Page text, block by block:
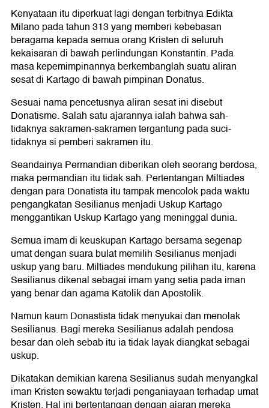
Kenyataan itu diperkuat lagi dengan terbitnya Edikta
Milano pada tahun 313 yang memberi kebebasan
beragama kepada semua orang Kristen di seluruh
kekaisaran di bawah perlindungan Konstantin. Pada
masa kepemimpinannya berkembanglah suatu aliran
sesat di Kartago di bawah pimpinan Donatus.
Sesuai nama pencetusnya aliran sesat ini disebut
Donatisme. Salah satu ajarannya ialah bahwa sah-
tidaknya sakramen-sakramen tergantung pada suci-
tidaknya si pemberi sakramen itu.
Seandainya Permandian diberikan oleh seorang berdosa,
maka permandian itu tidak sah. Pertentangan Miltiades
dengan para Donatista itu tampak mencolok pada waktu
pengangkatan Sesilianus menjadi Uskup Kartago
menggantikan Uskup Kartago yang meninggal dunia.
Semua imam di keuskupan Kartago bersama segenap
umat dengan suara bulat memilih Sesilianus menjadi
uskup yang baru. Miltiades mendukung pilihan itu, karena
Sesilianus dikenal sebagai imam yang setia pada iman
yang benar dan agama Katolik dan Apostolik.
Namun kaum Donastista tidak menyukai dan menolak
Sesilianus. Bagi mereka Sesilianus adalah pendosa
besar dan oleh sebab itu ia tidak layak diangkat sebagai
uskup.
Dikatakan demikian karena Sesilianus sudah menyangkal
iman Kristen sewaktu terjadi penganiayaan terhadap umat